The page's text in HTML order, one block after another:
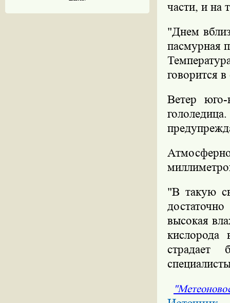
части, и на
"Днем
пасмурная
говорится
Ветер
"В такую
высокая
кислорода
страдает